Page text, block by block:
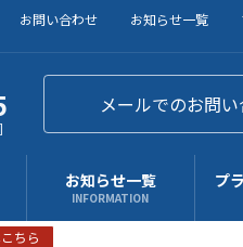
お問い合わせ お知らせ一覧
メールでのお問
お知らせ一覧
INFORMATION
プ
ちら